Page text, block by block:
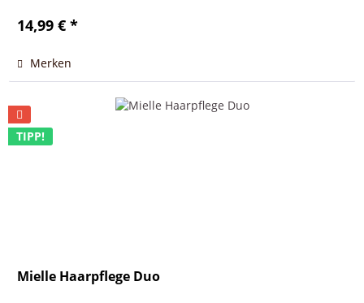
14,99 € *
Merken
TIPP!
Mielle Haarpflege Duo